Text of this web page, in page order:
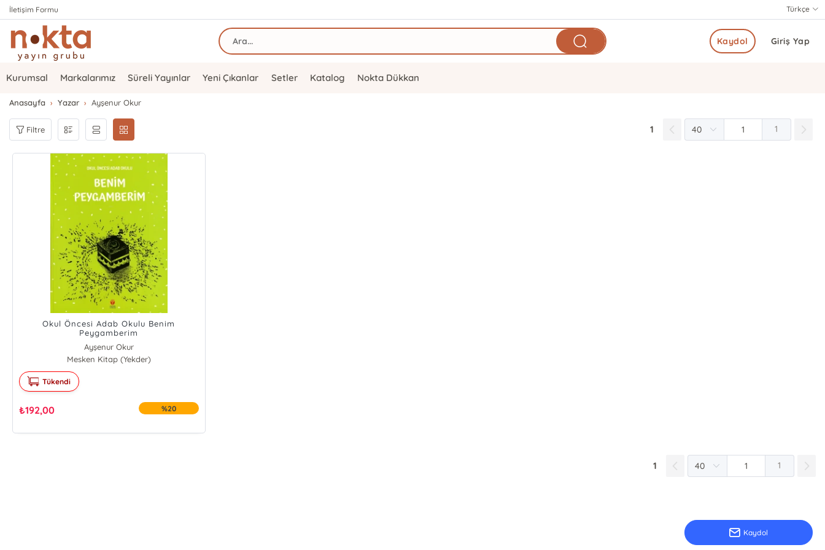
İletişim Formu Türkçe
Giriş Yap
Kaydol
Kurumsal Markalarımız Süreli Yayınlar Yeni Çıkanlar Setler Katalog Nokta Dükkan
Anasayfa Yazar Ayşenur Okur
Filtre 1 1
Okul Öncesi Adab Okulu Benim
Peygamberim
Ayşenur Okur
Nurcan Yıldırım
Mesken Kitap (Yekder)
Tükendi
₺192,00 %20
1 1
Kaydol